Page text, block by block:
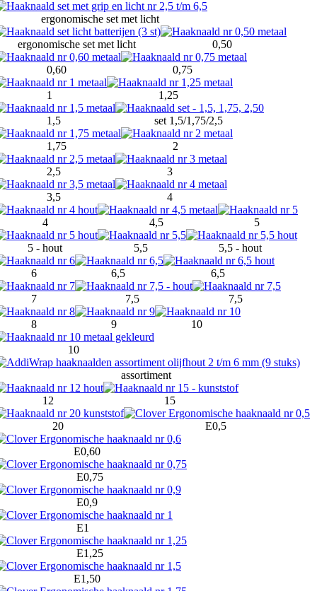
ergonomische set met licht
ergonomische set met licht 0,50
0,60 0,75
1 1,25
1,5 set 1,5/1,75/2,5
1,75 2
2,5 3
3,5 4
4 4,5 5
5 - hout 5,5 5,5 - hout
6 6,5 6,5
7 7,5 7,5
8 9 10
10
assortiment
12 15
20 E0,5
E0,60
E0,75
E0,9
E1
E1,25
E1,50